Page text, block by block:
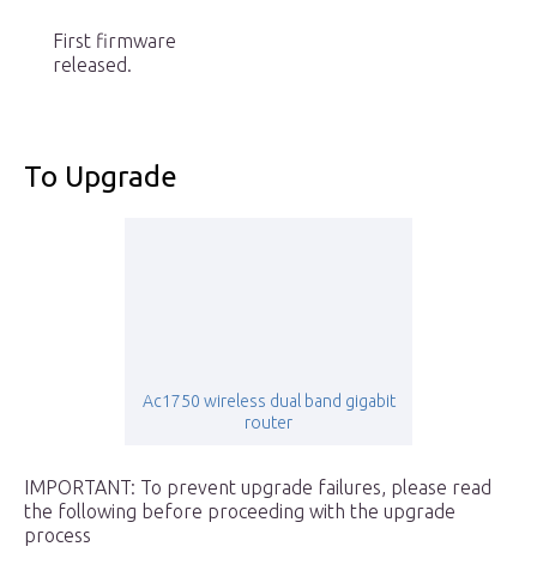
First firmware
released.
To Upgrade
Ac1750 wireless dual band gigabit
router
IMPORTANT: To prevent upgrade failures, please read
the following before proceeding with the upgrade
process